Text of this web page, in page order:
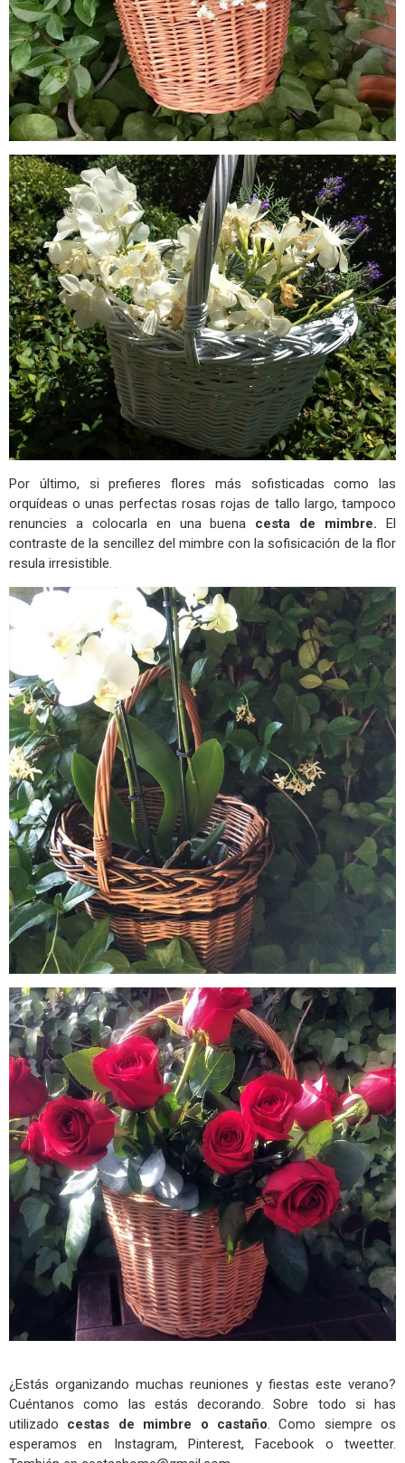
Por último, si prefieres flores más sofisticadas como las
orquídeas o unas perfectas rosas rojas de tallo largo, tampoco
renuncies a colocarla en una buena cesta de mimbre.
El
contraste de la sencillez del mimbre con la sofisicación de la flor
resula irresistible.
¿Estás organizando muchas reuniones y fiestas este verano?
Cuéntanos como las estás decorando. Sobre todo si has
utilizado cestas de mimbre o castaño. Como siempre os
esperamos en Instagram, Pinterest, Facebook o tweetter.